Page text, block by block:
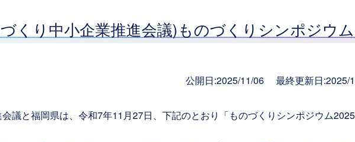
くり中小企業推進会議)ものづくりシンポジウム
公開日:2025/11/06 最終更新日:2025/
議と福岡県は、令和7年11月27日、下記のとおり「ものづくりシンポジウム2025